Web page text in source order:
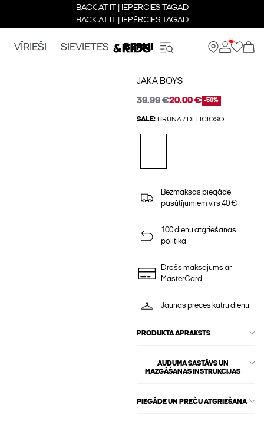
BACK AT IT | IEPĒRCIES TAGAD
BACK AT IT | IEPĒRCIES TAGAD
VĪRIEŠI SIEVIETES BERNI
JAKA BOYS
39.99 €20.00 € -50%
SALE: BRŪNA / DELICIOSO
Bezmaksas piegāde
pasūtījumiem virs 40 €
100 dienu atgriešanas
politika
Drošs maksājums ar
MasterCard
Jaunas preces katru dienu
PRODUKTA APRAKSTS
AUDUMA SASTĀVS UN
MAZGĀŠANAS INSTRUKCIJAS
PIEGĀDE UN PREČU ATGRIEŠANA